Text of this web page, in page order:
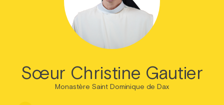
Sœur Christine Gautier
Monastère Saint Dominique de Dax